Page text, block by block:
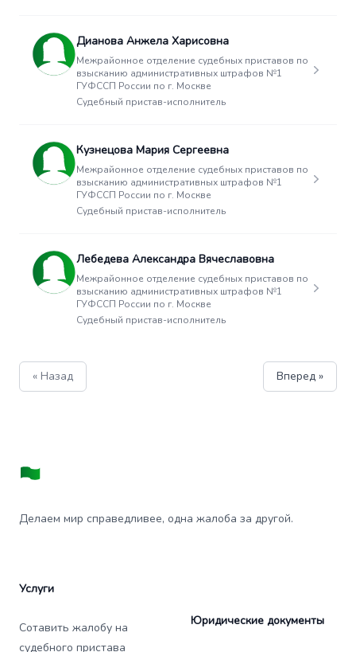
Дианова Анжела Харисовна
Межрайонное отделение судебных приставов по
взысканию административных штрафов №1
ГУФССП России по г. Москве
Судебный пристав-исполнитель
Кузнецова Мария Сергеевна
Межрайонное отделение судебных приставов по
взысканию административных штрафов №1
ГУФССП России по г. Москве
Судебный пристав-исполнитель
Лебедева Александра Вячеславовна
Межрайонное отделение судебных приставов по
взысканию административных штрафов №1
ГУФССП России по г. Москве
Судебный пристав-исполнитель
« Назад Вперед »
Делаем мир справедливее, одна жалоба за другой.
Услуги
Сотавить жалобу на
судебного пристава
Юридические документы